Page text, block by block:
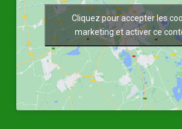
Cliquez pour accepter les
marketing et activer ce